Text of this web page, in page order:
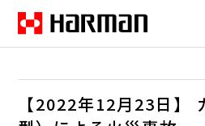
【2022年12月23日】